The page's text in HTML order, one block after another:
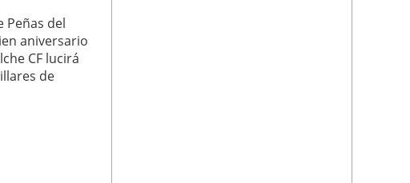
Peñas del
aniversario
CF lucirá
de